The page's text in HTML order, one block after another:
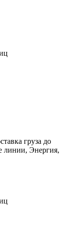
груза до
Энергия,